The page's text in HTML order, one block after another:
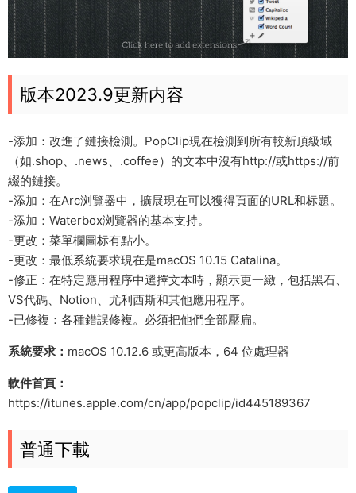
版本2023.9更新内容
-添加：改進了鏈接檢測。PopClip現在檢測到所有較新頂級域
（如.shop、.news、.coffee）的文本中沒有http://或https://前
綴的鏈接。
-添加：在Arc浏覽器中，擴展現在可以獲得頁面的URL和标題。
-添加：Waterbox浏覽器的基本支持。
-更改：菜單欄圖标有點小。
-更改：最低系統要求現在是macOS 10.15 Catalina。
-修正：在特定應用程序中選擇文本時，顯示更一緻，包括黑石、
VS代碼、Notion、尤利西斯和其他應用程序。
-已修複：各種錯誤修複。必須把他們全部壓扁。
系統要求： macOS 10.12.6 或更高版本，64 位處理器
軟件首頁：
https://itunes.apple.com/cn/app/popclip/id445189367
普通下載